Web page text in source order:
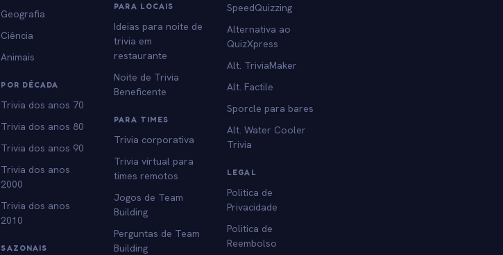
Geografia
Ciência
Animais
POR DÉCADA
Trivia dos anos 70
Trivia dos anos 80
Trivia dos anos 90
Trivia dos anos
2000
Trivia dos anos
2010
SAZONAIS
PARA LOCAIS
Ideias para noite de
trivia em
restaurante
Noite de Trivia
Beneficente
PARA TIMES
Trivia corporativa
Trivia virtual para
times remotos
Jogos de Team
Building
Perguntas de Team
Building
SpeedQuizzing
Alternativa ao
QuizXpress
Alt. TriviaMaker
Alt. Factile
Sporcle para bares
Alt. Water Cooler
Trivia
LEGAL
Politica de
Privacidade
Politica de
Reembolso